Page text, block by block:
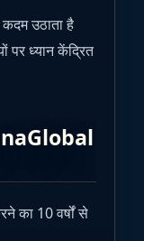
उठाता है
पर ध्यान केंद्रित
का 10 वर्षों से